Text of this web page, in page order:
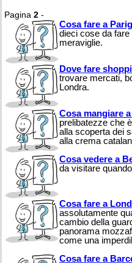
Pagina 2 -
Cosa fare a
dieci cose da
meraviglie.
Dove fare
trovare mercati,
Londra.
Cosa mangiare
prelibatezze che
alla scoperta dei
alla crema
Cosa vedere a
da visitare
Cosa fare a
assolutamente
cambio della
panorama
come una
Cosa fare a